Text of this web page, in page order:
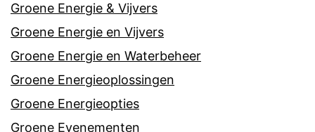
Groene Energie & Vijvers
Groene Energie en Vijvers
Groene Energie en Waterbeheer
Groene Energieoplossingen
Groene Energieopties
Groene Evenementen